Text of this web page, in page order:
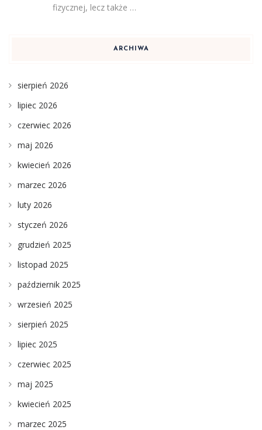
fizycznej, lecz także …
ARCHIWA
sierpień 2026
lipiec 2026
czerwiec 2026
maj 2026
kwiecień 2026
marzec 2026
luty 2026
styczeń 2026
grudzień 2025
listopad 2025
październik 2025
wrzesień 2025
sierpień 2025
lipiec 2025
czerwiec 2025
maj 2025
kwiecień 2025
marzec 2025